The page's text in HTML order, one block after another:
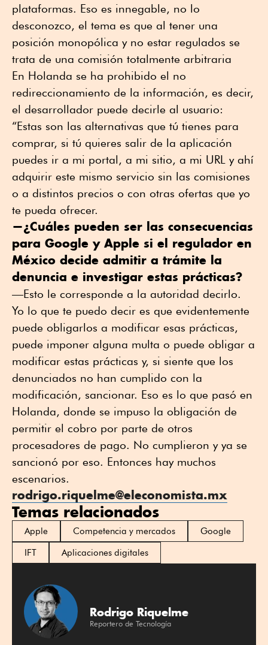
plataformas. Eso es innegable, no lo
desconozco, el tema es que al tener una
posición monopólica y no estar regulados se
trata de una comisión totalmente arbitraria
En Holanda se ha prohibido el no
redireccionamiento de la información, es decir,
el desarrollador puede decirle al usuario:
“Estas son las alternativas que tú tienes para
comprar, si tú quieres salir de la aplicación
puedes ir a mi portal, a mi sitio, a mi URL y ahí
adquirir este mismo servicio sin las comisiones
o a distintos precios o con otras ofertas que yo
te pueda ofrecer.
—¿Cuáles pueden ser las consecuencias
para Google y Apple si el regulador en
México decide admitir a trámite la
denuncia e investigar estas prácticas?
—Esto le corresponde a la autoridad decirlo.
Yo lo que te puedo decir es que evidentemente
puede obligarlos a modificar esas prácticas,
puede imponer alguna multa o puede obligar a
modificar estas prácticas y, si siente que los
denunciados no han cumplido con la
modificación, sancionar. Eso es lo que pasó en
Holanda, donde se impuso la obligación de
permitir el cobro por parte de otros
procesadores de pago. No cumplieron y ya se
sancionó por eso. Entonces hay muchos
escenarios.
rodrigo.riquelme@eleconomista.mx
Temas relacionados
Apple Competencia y mercados
Google
IFT
Aplicaciones digitales
Rodrigo Riquelme
Reportero de Tecnología